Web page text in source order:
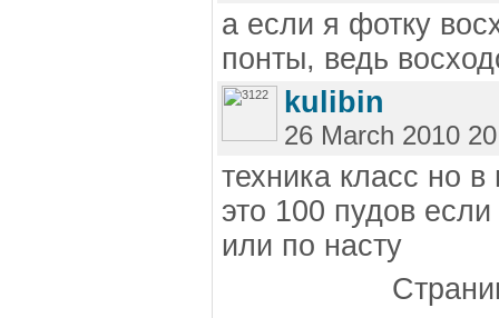
а если я фотку
понты, ведь
kulibin
26 March 2010
техника класс но
это 100 пудов
или по насту